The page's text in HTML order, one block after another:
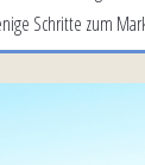
Schritte zum